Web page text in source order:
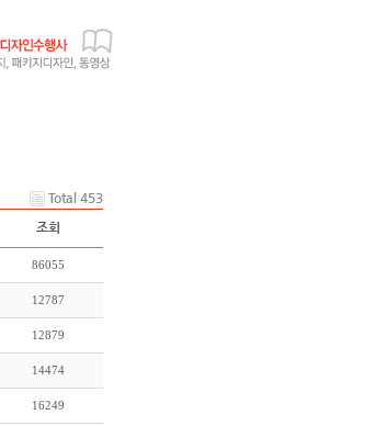
Total 453
조회
86055
12787
12879
14474
16249